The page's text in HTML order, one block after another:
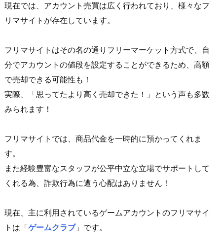
現在では、アカウント売買は広く行われており、様々なフ
リマサイトが存在しています。
フリマサイトはその名の通りフリーマーケット方式で、自
分でアカウントの値段を設定することができるため、高額
で売却できる可能性も！
実際、「思ってたより高く売却できた！」という声も多数
みられます！
フリマサイトでは、商品代金を一時的に預かってくれま
す。
また経験豊富なスタッフが公平中立な立場でサポートして
くれる為、詐欺行為に遭う心配はありません！
現在、主に利用されているゲームアカウントのフリマサイ
トは「ゲームクラブ」です。